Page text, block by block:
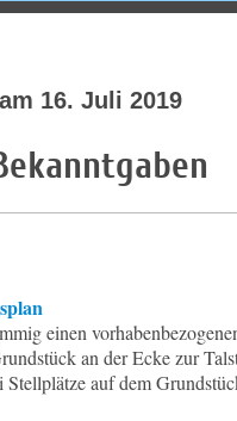
16. Juli 2019
einen
an der Ecke zur
auf dem